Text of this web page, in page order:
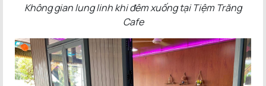
Không gian lung linh khi đêm xuống tại Tiệm Trăng
Cafe